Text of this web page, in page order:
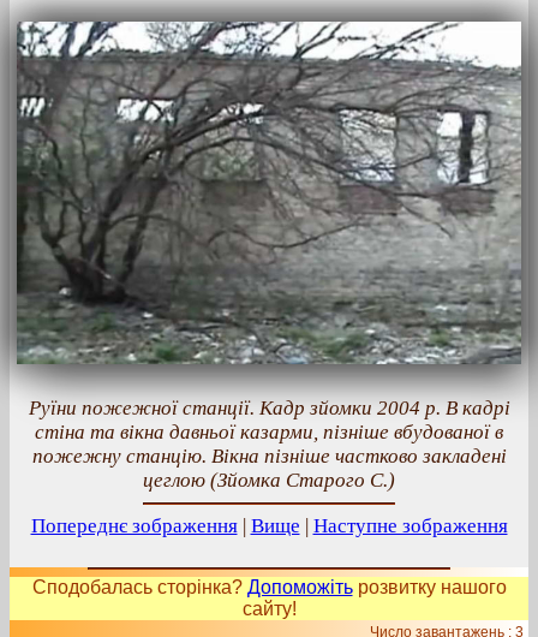
Руїни пожежної станції. Кадр зйомки 2004 р. В кадрі
стіна та вікна давньої казарми, пізніше вбудованої в
пожежну станцію. Вікна пізніше частково закладені
цеглою (Зйомка Старого С.)
Попереднє зображення| Вище | Наступне зображення
Сподобалась сторінка? Допоможітьрозвитку нашого
сайту!
Число завантажень : 3